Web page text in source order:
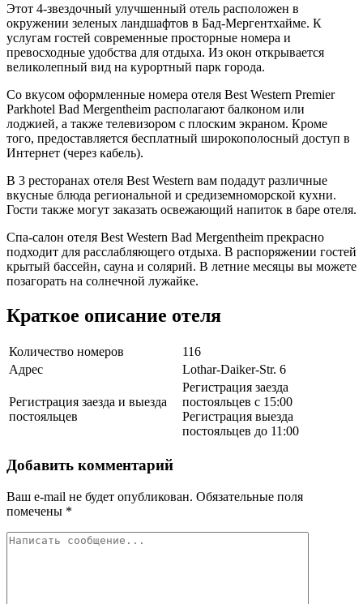
Этот 4-звездочный улучшенный отель расположен в
окружении зеленых ландшафтов в Бад-Мергентхайме. К
услугам гостей современные просторные номера и
превосходные удобства для отдыха. Из окон открывается
великолепный вид на курортный парк города.
Со вкусом оформленные номера отеля Best Western Premier
Parkhotel Bad Mergentheim располагают балконом или
лоджией, а также телевизором с плоским экраном. Кроме
того, предоставляется бесплатный широкополосный доступ в
Интернет (через кабель).
В 3 ресторанах отеля Best Western вам подадут различные
вкусные блюда региональной и средиземноморской кухни.
Гости также могут заказать освежающий напиток в баре отеля.
Спа-салон отеля Best Western Bad Mergentheim прекрасно
подходит для расслабляющего отдыха. В распоряжении гостей
крытый бассейн, сауна и солярий. В летние месяцы вы можете
позагорать на солнечной лужайке.
Краткое описание отеля
Количество номеров
116
Адрес
Lothar-Daiker-Str. 6
Регистрация заезда и выезда
постояльцев
Регистрация заезда
постояльцев с 15:00
Регистрация выезда
постояльцев до 11:00
Добавить комментарий
Ваш e-mail не будет опубликован. Обязательные поля
помечены *